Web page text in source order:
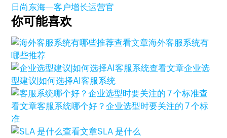
日 尚东海—客户增长运营官
你可能喜欢
查看文章海外客服系统有
哪些推荐
查看文章企业选
型建议|如何选择AI客服系统
查
看文章客服系统哪个好？企业选型时要关注的 7 个标
准
查看文章SLA 是什么